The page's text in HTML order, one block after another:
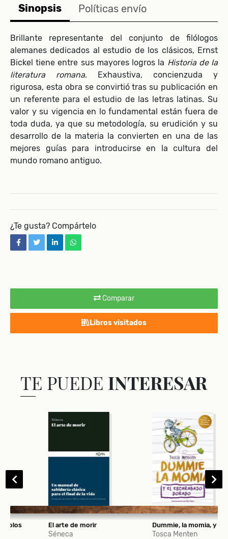
Comparar
Libros visitados
Sinopsis Políticas envío
Brillante representante del conjunto de filólogos
alemanes dedicados al estudio de los clásicos, Ernst
Bickel tiene entre sus mayores logros la Historia de la
literatura romana. Exhaustiva, concienzuda y
rigurosa, esta obra se convirtió tras su publicación en
un referente para el estudio de las letras latinas. Su
valor y su vigencia en lo fundamental están fuera de
toda duda, ya que su metodología, su erudición y su
desarrollo de la materia la convierten en una de las
mejores guías para introducirse en la cultura del
mundo romano antiguo.
¿Te gusta? Compártelo
facebooktwitterlinkedinwhatsapp
TE PUEDE INTERESAR
El arte de morir Dummie, la momia, y el escarabajo dorado
Tosca Menten